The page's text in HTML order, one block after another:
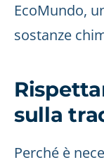
EcoMundo,
sostanze
sulla
Perché è